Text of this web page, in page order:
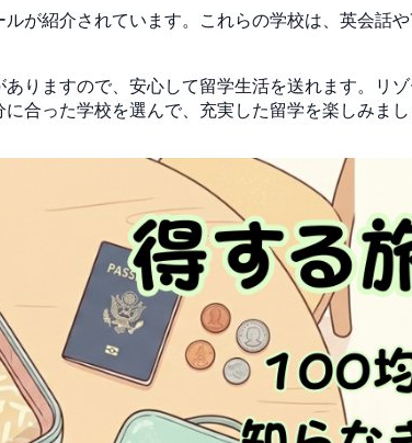
が紹介されています。これらの学校は、英会話
りますので、安心して留学生活を送れます。リ
合った学校を選んで、充実した留学を楽しみまし